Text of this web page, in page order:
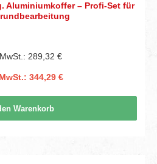
Aluminiumkoffer – Profi-Set für
289,32 €
344,29 €
Warenkorb